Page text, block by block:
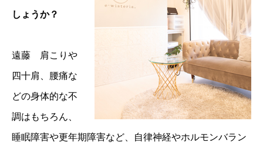
しょうか？
遠藤 肩こりや
四十肩、腰痛な
どの身体的な不
調はもちろん、
睡眠障害や更年期障害など、自律神経やホルモンバラン